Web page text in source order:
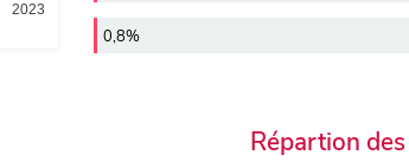
2023
0,8%
Répartion